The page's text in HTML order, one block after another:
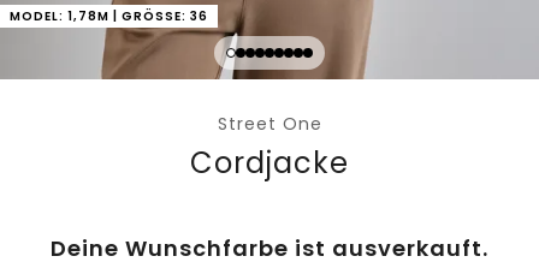
MODEL: 1,78M | GRÖSSE: 36
Street One
Cordjacke
Deine Wunschfarbe ist ausverkauft.